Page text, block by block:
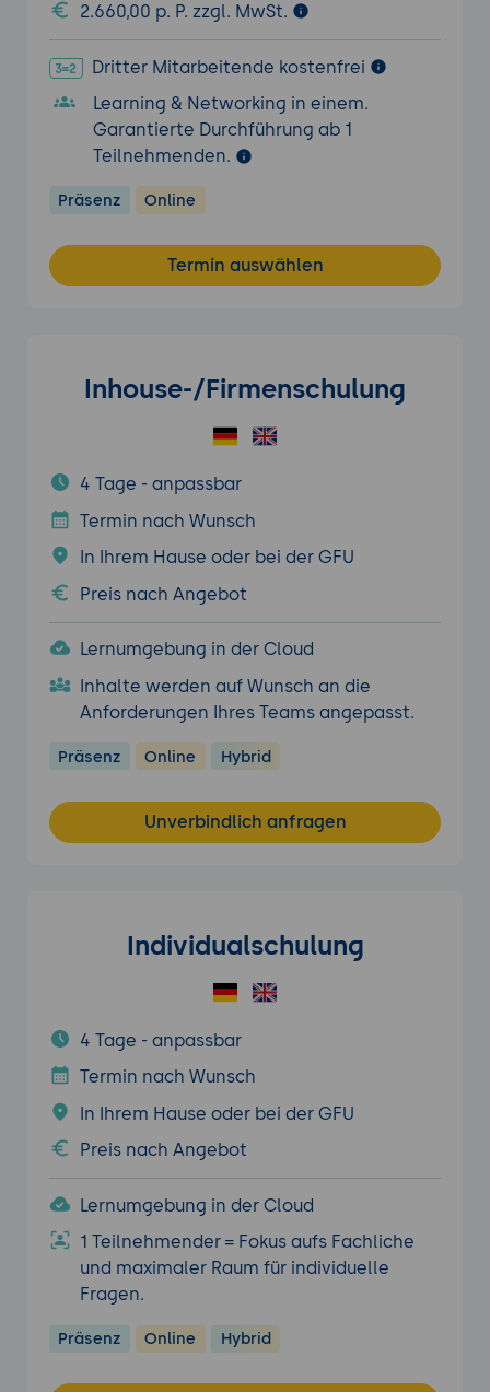
2.660,00 p. P. zzgl. MwSt.
Dritter Mitarbeitende kostenfrei
Learning & Networking in einem.
Garantierte Durchführung ab 1
Teilnehmenden.
Präsenz Online
Termin auswählen
Inhouse-/Firmenschulung
4 Tage - anpassbar
Termin nach Wunsch
In Ihrem Hause oder bei der GFU
Preis nach Angebot
Lernumgebung in der Cloud
Inhalte werden auf Wunsch an die
Anforderungen Ihres Teams angepasst.
Präsenz Online Hybrid
Unverbindlich anfragen
Individualschulung
4 Tage - anpassbar
Termin nach Wunsch
In Ihrem Hause oder bei der GFU
Preis nach Angebot
Lernumgebung in der Cloud
1 Teilnehmender = Fokus aufs Fachliche
und maximaler Raum für individuelle
Fragen.
Präsenz Online Hybrid